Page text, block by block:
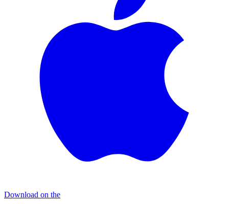
Download on the